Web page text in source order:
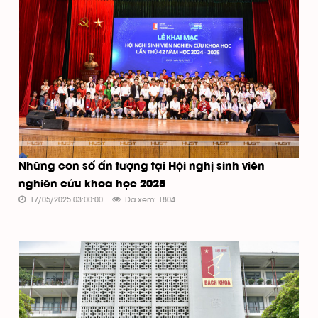
Những con số ấn tượng tại Hội nghị sinh viên
nghiên cứu khoa học 2025
17/05/2025 03:00:00 Đã xem: 1804